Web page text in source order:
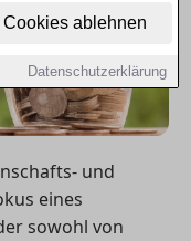
ablehnen
Datenschutzerklärung
und
eines
sowohl von